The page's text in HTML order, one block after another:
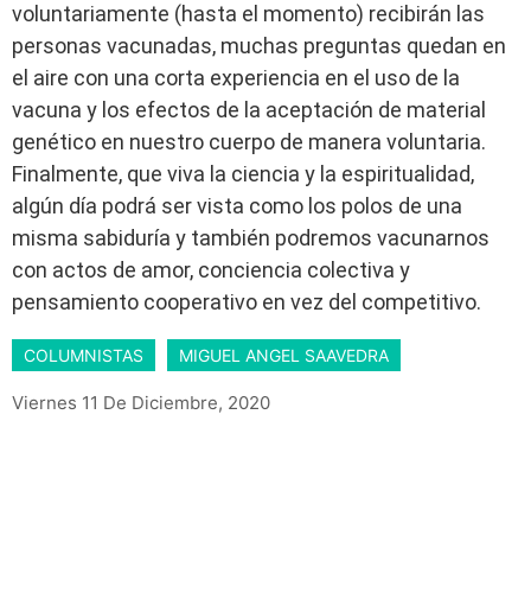
voluntariamente (hasta el momento) recibirán las
personas vacunadas, muchas preguntas quedan en
el aire con una corta experiencia en el uso de la
vacuna y los efectos de la aceptación de material
genético en nuestro cuerpo de manera voluntaria.
Finalmente, que viva la ciencia y la espiritualidad,
algún día podrá ser vista como los polos de una
misma sabiduría y también podremos vacunarnos
con actos de amor, conciencia colectiva y
pensamiento cooperativo en vez del competitivo.
COLUMNISTAS MIGUEL ANGEL SAAVEDRA
Viernes 11 De Diciembre, 2020